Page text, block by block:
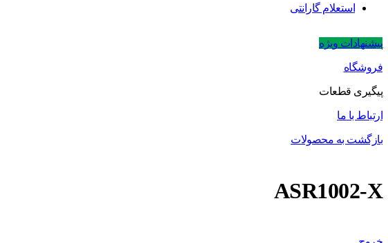
استعلام گارانتی
پیشنهادات ویژه
فروشگاه
پیگیری قطعات
ارتباط با ما
بازگشت به محصولات
ASR1002-X